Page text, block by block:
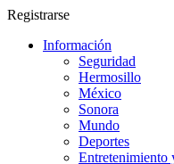
Registrarse
Información
Seguridad
Hermosillo
México
Sonora
Mundo
Deportes
Entretenimiento